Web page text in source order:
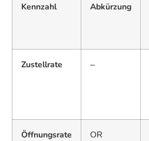
Kennzahl Abkürzung
Zustellrate –
Öffnungsrate OR